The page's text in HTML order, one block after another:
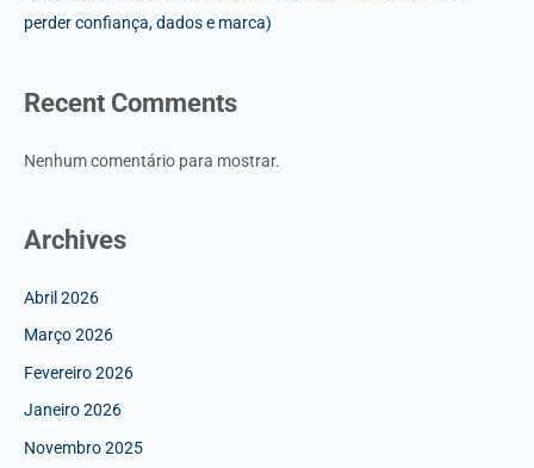
perder confiança, dados e marca)
Recent Comments
Nenhum comentário para mostrar.
Archives
Abril 2026
Março 2026
Fevereiro 2026
Janeiro 2026
Novembro 2025